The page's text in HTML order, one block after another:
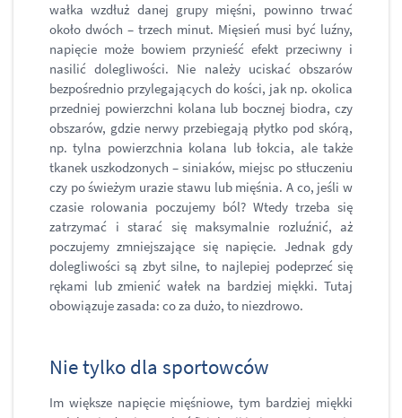
wałka wzdłuż danej grupy mięśni, powinno trwać
około dwóch – trzech minut. Mięsień musi być luźny,
napięcie może bowiem przynieść efekt przeciwny i
nasilić dolegliwości. Nie należy uciskać obszarów
bezpośrednio przylegających do kości, jak np. okolica
przedniej powierzchni kolana lub bocznej biodra, czy
obszarów, gdzie nerwy przebiegają płytko pod skórą,
np. tylna powierzchnia kolana lub łokcia, ale także
tkanek uszkodzonych – siniaków, miejsc po stłuczeniu
czy po świeżym urazie stawu lub mięśnia. A co, jeśli w
czasie rolowania poczujemy ból? Wtedy trzeba się
zatrzymać i starać się maksymalnie rozluźnić, aż
poczujemy zmniejszające się napięcie. Jednak gdy
dolegliwości są zbyt silne, to najlepiej podeprzeć się
rękami lub zmienić wałek na bardziej miękki. Tutaj
obowiązuje zasada: co za dużo, to niezdrowo.
Nie tylko dla sportowców
Im większe napięcie mięśniowe, tym bardziej miękki